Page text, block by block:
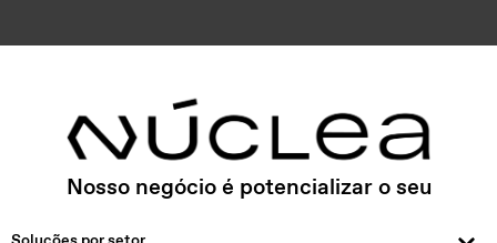
Nosso negócio é potencializar o seu